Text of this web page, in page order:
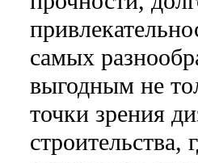
самых
выгодным не
точки зрения
строительства,